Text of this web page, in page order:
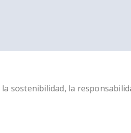
sostenibilidad, la